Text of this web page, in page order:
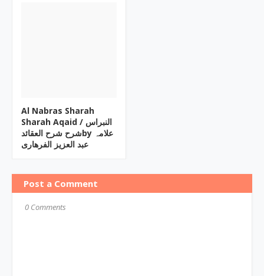
Al Nabras Sharah
Sharah Aqaid ‎/ النبراس
شرح شرح العقائدby ‎علامہ
عبد العزیز الفرھاری
Post a Comment
0 Comments